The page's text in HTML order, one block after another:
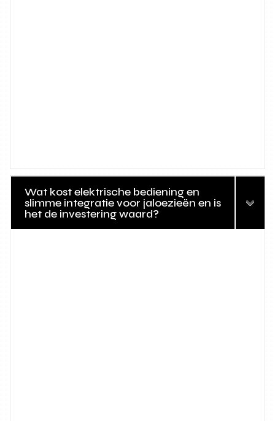
Wat kost elektrische bediening en
slimme integratie voor jaloezieën en is
het de investering waard?